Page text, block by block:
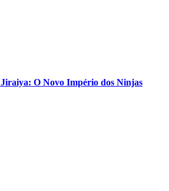
Jiraiya: O Novo Império dos Ninjas